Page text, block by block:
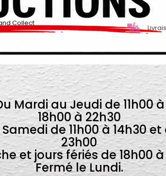
Collect
Mardi au Jeudi de 11h00
18h00 à 22h30
de 11h00 à 14h30 et
23h00
et jours fériés de 18h00
Fermé le Lundi.